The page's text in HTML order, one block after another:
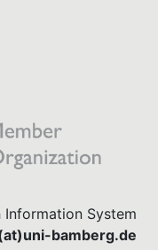
Information System
bamberg.de